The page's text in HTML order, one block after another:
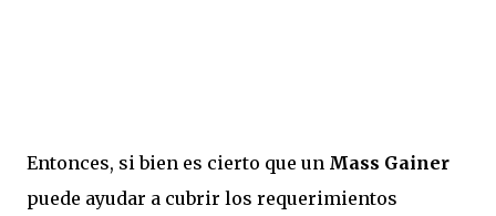
Entonces, si bien es cierto que un Mass Gainer
puede ayudar a cubrir los requerimientos